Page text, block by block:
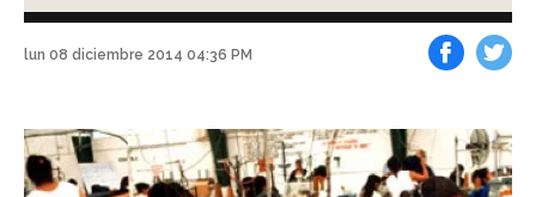
lun 08 diciembre 2014 04:36 PM